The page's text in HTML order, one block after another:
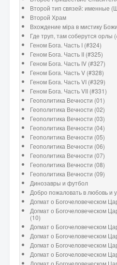
Второй тип связей: именные
Второй Храм
Вхождение мiра в мистику
Где труп, там соберутся орлы
Геном Бога. Часть I (#324)
Геном Бога. Часть II (#325)
Геном Бога. Часть IV (#327)
Геном Бога. Часть V (#328)
Геном Бога. Часть VI (#329)
Геном Бога. Часть VII (#331)
Геополитика Вечности (01)
Геополитика Вечности (02)
Геополитика Вечности (03)
Геополитика Вечности (04)
Геополитика Вечности (05)
Геополитика Вечности (06)
Геополитика Вечности (07)
Геополитика Вечности (08)
Геополитика Вечности (09)
Динозавры и футбол
Добро пожаловать в любовь и
Догмат о Богочеловеческом
Догмат о Богочеловеческом
(10)
Догмат о Богочеловеческом
Догмат о Богочеловеческом
Догмат о Богочеловеческом
Догмат о Богочеловеческом
Догмат о Богочеловеческом